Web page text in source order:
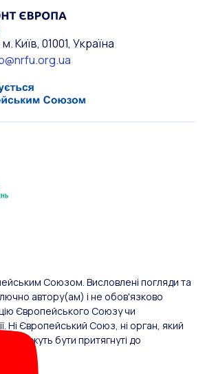
Київ, 01001, Україна
Союзом. Висловлені погляди та
автору(ам) і не обов'язково
Європейського Союзу чи
Ні Європейський Союз, ні орган, який
не можуть бути притягнуті до